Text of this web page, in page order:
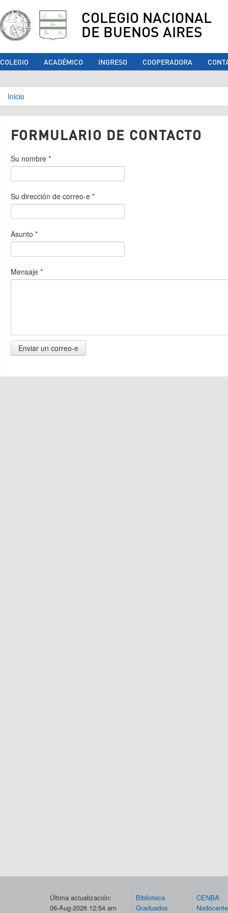
COLEGIO NACIONAL
DE BUENOS AIRES
COLEGIO ACADÉMICO INGRESO COOPERADORA
Se encuentra usted aquí
Inicio
FORMULARIO DE CONTACTO
Su nombre *
Su dirección de correo-e *
Asunto *
Mensaje *
Última actualización:
06-Aug-2026 12:54 am
Biblioteca
Graduados
CENBA